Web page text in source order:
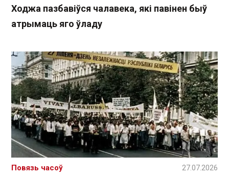
Ходжа пазбавіўся чалавека, які павінен быў
атрымаць яго ўладу
Повязь часоў 27.07.2026